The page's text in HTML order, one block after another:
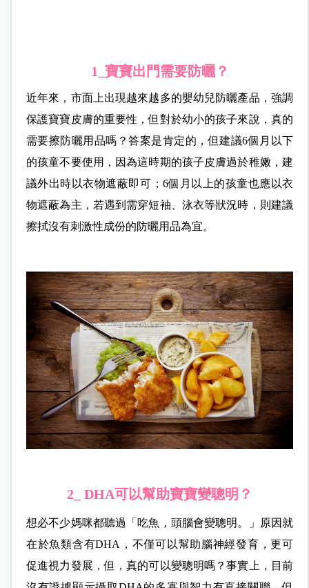
1_ 寶寶出門需要防曬？
近年來，市面上出現越來越多的嬰幼兒防曬產品，強調
保護寶寶皮膚的重要性，但對於幼小的孩子來說，真的
需要擦防曬用品嗎？答案是肯定的，但建議6個月以下
的孩童不要使用，因為這時期的孩子皮膚過於稚嫩，建
議外出時以衣物遮蔽即可；6個月以上的孩童也應以衣
物遮蔽為主，若遇到需穿短袖、泳衣等狀況時，則建議
擦拭沒有刺激性成份的防曬用品為宜。
2_ DHA可以幫助寶寶變聰明？
想必不少媽咪都聽過「吃魚，頭腦會變聰明。」原因就
在於魚類含有DHA，不僅可以幫助腦神經發育，更可
促進視力發展，但，真的可以變聰明嗎？事實上，目前